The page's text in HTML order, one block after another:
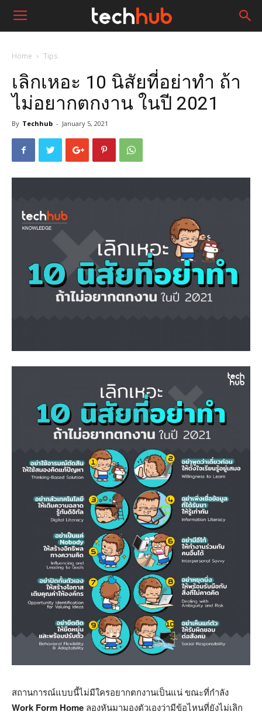
Home Tips
เลิกเหอะ 10 นิสัยที่อย่าทำ ถ้า
ไม่อยากตกงาน ในปี 2021
By Techhub - January 5, 2021
สถานการณ์แบบนี้ไม่มีใครอยากตกงานเป็นแน่ ขณะที่กำลัง
Work Form Home ลองหันมามองตัวเองว่ามีข้อไหนที่ยังไม่เลิก